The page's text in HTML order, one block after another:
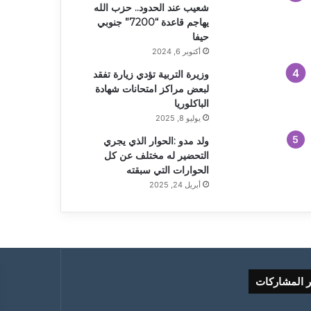
شعيب عند الحدود.. حزب الله
يهاجم قاعدة “7200” جنوبي
حيفا
أكتوبر 6, 2024
وزيرة التربية تؤدي زيارة تفقد
لبعض مراكز امتحانات شهادة
الباكلوريا
يوليو 8, 2025
ولد مدو :الحوار الذي يجري
التحضير له مختلف عن كل
الحوارات التي سبقته
أبريل 24, 2025
المشاركات